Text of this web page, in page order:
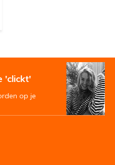
'clickt'
op je